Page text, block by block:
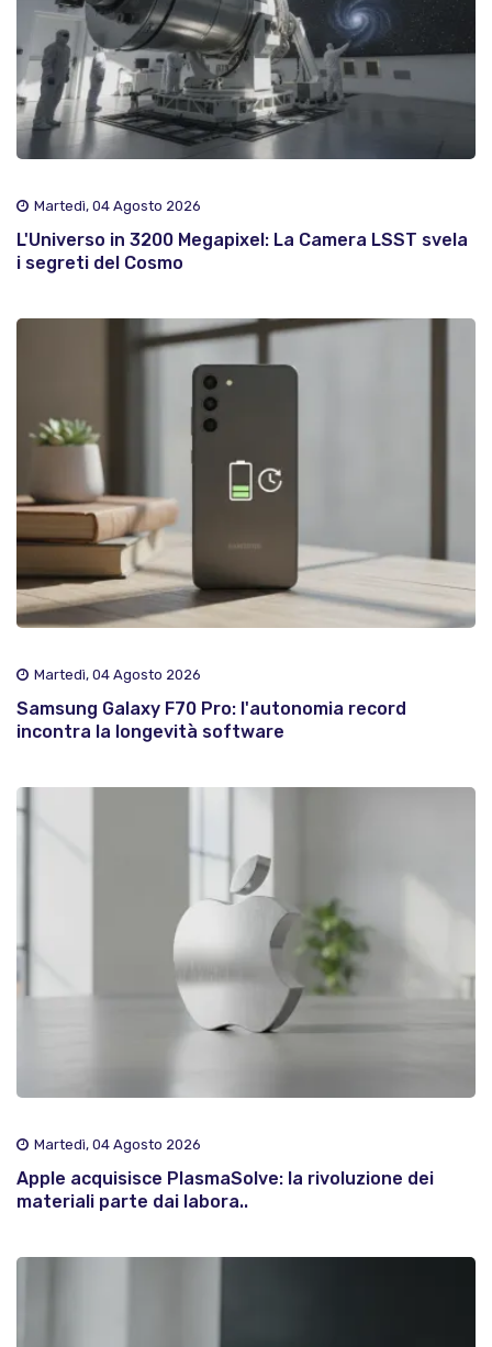
Martedì, 04 Agosto 2026
L'Universo in 3200 Megapixel: La Camera LSST svela
i segreti del Cosmo
Martedì, 04 Agosto 2026
Samsung Galaxy F70 Pro: l'autonomia record
incontra la longevità software
Martedì, 04 Agosto 2026
Apple acquisisce PlasmaSolve: la rivoluzione dei
materiali parte dai labora..